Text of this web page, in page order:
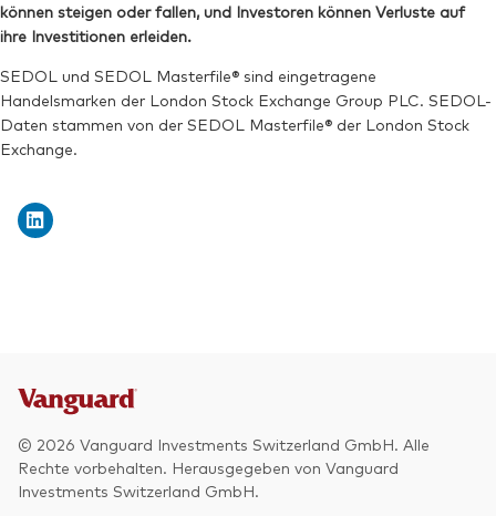
können steigen oder fallen, und Investoren können Verluste auf
ihre Investitionen erleiden.
SEDOL und SEDOL Masterfile® sind eingetragene
Handelsmarken der London Stock Exchange Group PLC. SEDOL-
Daten stammen von der SEDOL Masterfile® der London Stock
Exchange.
© 2026 Vanguard Investments Switzerland GmbH. Alle
Rechte vorbehalten. Herausgegeben von Vanguard
Investments Switzerland GmbH.